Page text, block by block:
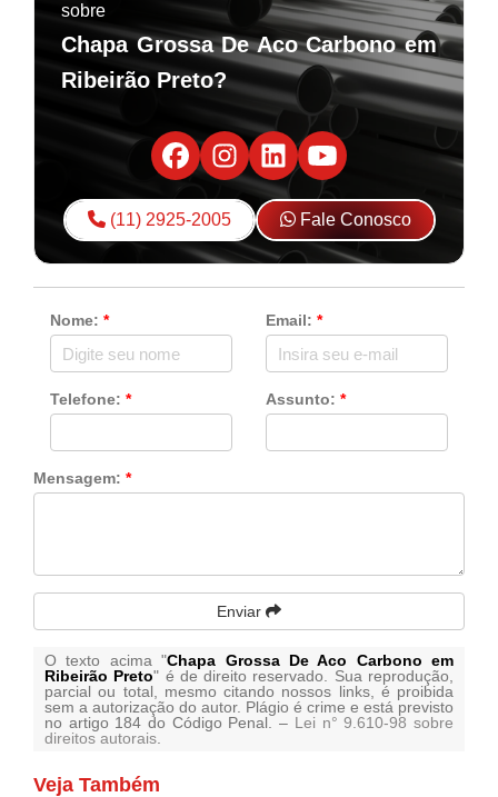
sobre
Chapa Grossa De Aco Carbono em
Ribeirão Preto?
(11) 2925-2005 Fale Conosco
Nome: * Email: *
Telefone: * Assunto: *
Mensagem: *
Enviar
O texto acima "Chapa Grossa De Aco Carbono em
Ribeirão Preto" é de direito reservado. Sua reprodução,
parcial ou total, mesmo citando nossos links, é proibida
sem a autorização do autor. Plágio é crime e está previsto
no artigo 184 do Código Penal. – Lei n° 9.610-98 sobre
direitos autorais
Veja Também